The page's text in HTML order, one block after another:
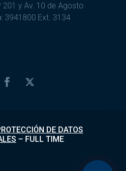
201 y Av. 10 de Agosto
3941800 Ext. 3134
DE DATOS
– FULL TIME